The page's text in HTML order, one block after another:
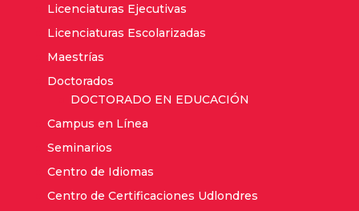
Licenciaturas Ejecutivas
Licenciaturas Escolarizadas
Maestrías
Doctorados
DOCTORADO EN EDUCACIÓN
Campus en Línea
Seminarios
Centro de Idiomas
Centro de Certificaciones Udlondres